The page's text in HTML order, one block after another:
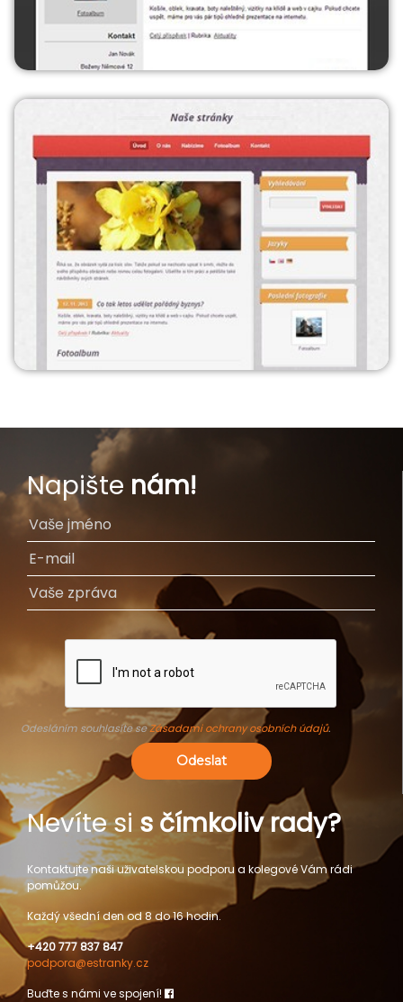
Napište nám!
Odesláním souhlasíte seZásadami ochrany osobních údajů.
Odeslat
Nevíte si s čímkoliv rady?
Kontaktujte naši uživatelskou podporu a kolegové Vám rádi
pomůžou.
Každý všední den od 8 do 16 hodin.
+420 777 837 847
podpora@estranky.cz
Buďte s námi ve spojení!